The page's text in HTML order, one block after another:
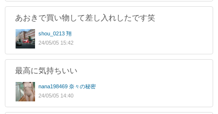
あおきで買い物して差し入れしたです笑
shou_0213 翔
24/05/05 15:42
最高に気持ちいい
nana198469 奈々の秘密
24/05/05 14:40